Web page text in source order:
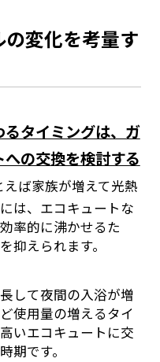
変化を考量す
タイミングは、ガ
の交換を検討する
ば家族が増えて光熱
は、エコキュートな
率的に沸かせるた
抑えられます。
して夜間の入浴が増
使用量の増えるタイ
いエコキュートに交
期です。